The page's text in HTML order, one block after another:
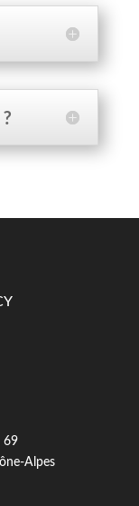
69
Alpes